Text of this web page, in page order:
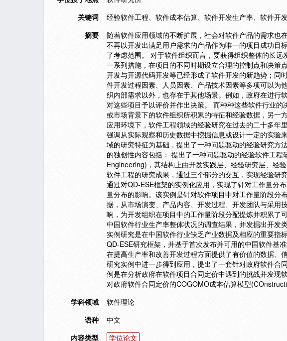
关键词
经验软件工程、软件成本估算、软件开发生产率、软件开
摘要
随着软件应用领域的不断扩展，社会对软件产品的需求也
不再以开发出满足用户需求的产品作为唯一的项目成功目
了考虑范围。 对于软件组织而言，要获得组织整体的长
一系列措施，在项目的不同时期设立合理的控制点和决策
开发与开源代码开发等已经形成了软件开发的新趋势；同
件开发过程因素、人员因素、产品技术因素等多项可以为
织内部需求以外，也存在于其他场景。例如，政府在进行
对这些项目予以评价并作出决策。 而种种这些软件行业
或市场背景下的软件组织所积累的特征和经验数据，另一
应用环境下，软件工程领域的经验研究在过去的二十多年
强调从实际观察和历史数据中挖掘信息或设计一定的实验
域的研究特征为基础，提出了一种问题驱动的经验研究方
的独创性内容包括： 提出了一种问题驱动的经验软件工
Engineering)，其结构上由开发实践层、经验研究层、经
软件工程的研究成果，通过三个部分的交互，实现经验研
通过对QD-ESE框架的实例化应用，实现了针对工作量分
量分布的影响。该实例是针对软件项目中对工作量阶段分
据，从市场演变、产品内容、开发过程、开发团队与采用
响，为开发组织在项目中的工作量阶段分配提炼并积累了
中国软件行业生产率整体状况的调查结果，并发掘出开发
实例研究是在中国软件行业缺乏产业数据及相应的重要指
QD-ESE研究框架，并基于首次发布并可用的中国软件基
在提高生产率和改善开发过程方面提供了有价值的数据、
研究实例中进一步得到应用，提出了一套针对政府软件合
例是在分析政府在软件项目合同定价中遇到的挑战并发现
对政府软件合同定价的COGOMO成本估算模型
学科领域
软件理论
语种
中文
内容类型
学位论文